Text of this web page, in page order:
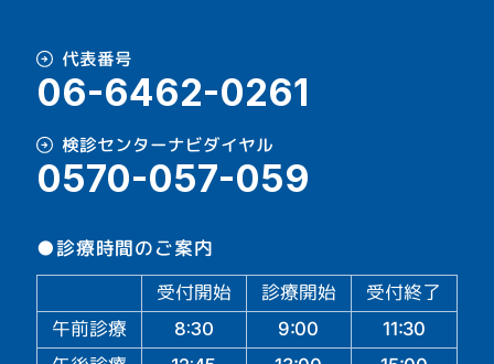
代表番号
06-6462-0261
検診センターナビダイヤル
0570-057-059
●診療時間のご案内
受付開始 診療開始
受付終了
午前診療
8:30 9:00 11:30